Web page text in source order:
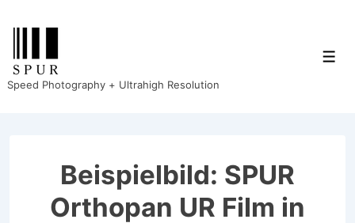
Zum
Inhalt
Speed Photography + Ultrahigh Resolution
Beispielbild: SPUR
Orthopan UR Film in